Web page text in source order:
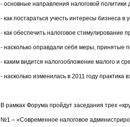
- основные направления налоговой политики
- как постараться учесть интересы бизнеса
- как обеспечить налоговое стимулирование
- насколько оправдали себя меры, принятые
- каким видится налогообложение малого и
- насколько изменилась в 2011 году
В рамках Форума пройдут заседания трех
№1 – «Современное налоговое